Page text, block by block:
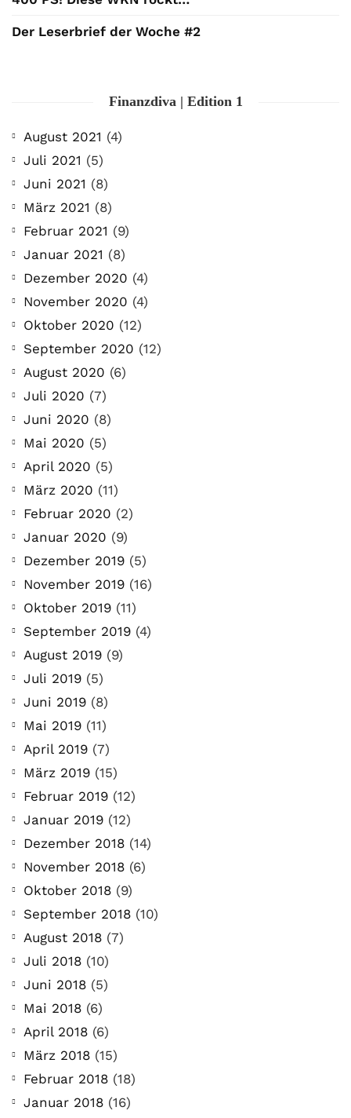
Der Leserbrief der Woche #2
Finanzdiva | Edition 1
August 2021 (4)
Juli 2021 (5)
Juni 2021 (8)
März 2021 (8)
Februar 2021 (9)
Januar 2021 (8)
Dezember 2020 (4)
November 2020 (4)
Oktober 2020 (12)
September 2020 (12)
August 2020 (6)
Juli 2020 (7)
Juni 2020 (8)
Mai 2020 (5)
April 2020 (5)
März 2020 (11)
Februar 2020 (2)
Januar 2020 (9)
Dezember 2019 (5)
November 2019 (16)
Oktober 2019 (11)
September 2019 (4)
August 2019 (9)
Juli 2019 (5)
Juni 2019 (8)
Mai 2019 (11)
April 2019 (7)
März 2019 (15)
Februar 2019 (12)
Januar 2019 (12)
Dezember 2018 (14)
November 2018 (6)
Oktober 2018 (9)
September 2018 (10)
August 2018 (7)
Juli 2018 (10)
Juni 2018 (5)
Mai 2018 (6)
April 2018 (6)
März 2018 (15)
Februar 2018 (18)
Januar 2018 (16)